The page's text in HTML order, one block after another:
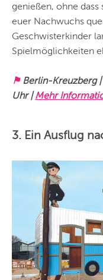
genießen, ohne
euer Nachwuchs
Geschwisterkinder
Spielmöglichkeiten
⚑ Berlin-Kreuzberg
Uhr |Mehr
3. Ein Ausflug